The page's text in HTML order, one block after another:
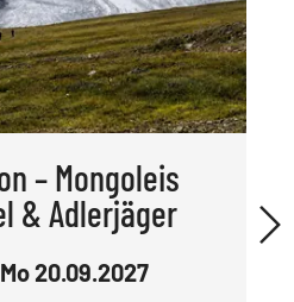
– Mongoleis
& Adlerjäger
20.09.2027